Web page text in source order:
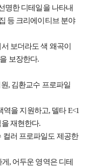
명한 디테일을 나타내
등 크리에이티브 분야
보더라도 색 왜곡이
보장한다.
원, 김환교수 프로파일
역을 지원하고, 델타 E<1
재현한다.
컬러 프로파일도 제공한
, 어두운 영역은 디테